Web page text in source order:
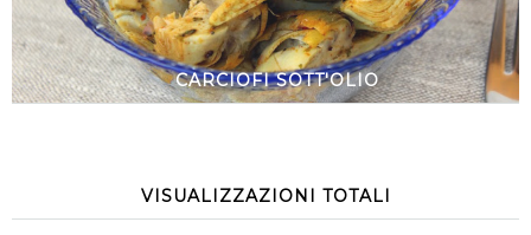
CARCIOFI SOTT'OLIO
VISUALIZZAZIONI TOTALI